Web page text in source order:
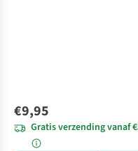
€9,95
Gratis verzending vanaf